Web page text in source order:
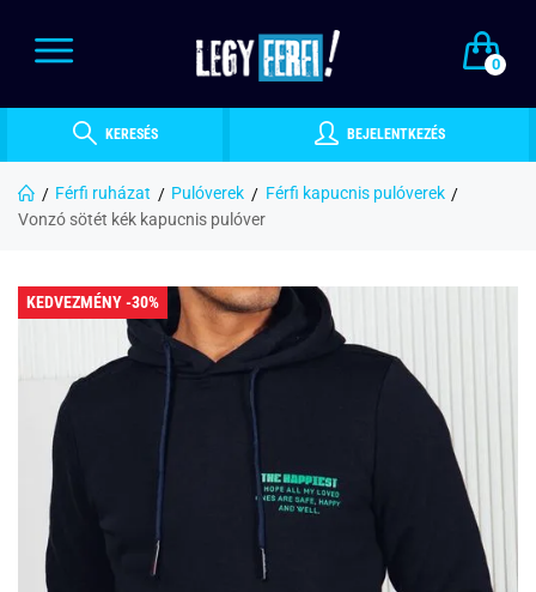
0
KERESÉS BEJELENTKEZÉS
Férfi ruházat Pulóverek
Férfi kapucnis pulóverek
Vonzó sötét kék kapucnis pulóver
KEDVEZMÉNY -30%